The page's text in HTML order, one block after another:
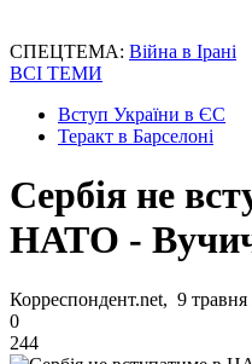
СПЕЦТЕМА: Війна в Ірані
ВСІ ТЕМИ
Вступ України в ЄС
Теракт в Барселоні
Сербія не
НАТО -
Корреспондент.net, 9
0
244